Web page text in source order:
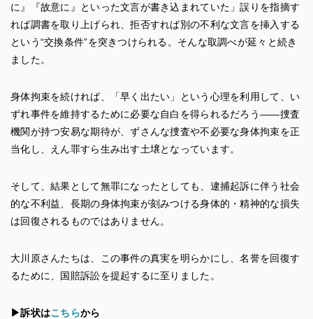
に』『故意に』といった文言が書き込まれていた」誤りを指摘す
れば調書を取り上げられ、拒否すれば別の不利な文言を挿入する
という“交換条件”を突きつけられる。そんな取調べが延々と続き
ました。
身体拘束を続ければ、「早く出たい」という心理を利用して、い
ずれ事件を維持するために必要な自白を得られるだろう——捜査
機関が持つ安易な期待が、ずさんな捜査や不必要な身体拘束を正
当化し、えん罪すら生み出す土壌となっています。
そして、結果として無罪になったとしても、逮捕起訴に伴う社会
的な不利益、長期の身体拘束が刻みつける身体的・精神的な損失
は回復されるものではありません。
大川原さんたちは、この事件の真実を明らかにし、名誉を回復す
るために、国賠訴訟を提起するに至りました。
▶︎訴状はこちらから